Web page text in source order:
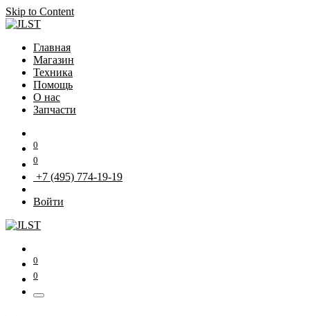
Skip to Content
Главная
Магазин
Техника
Помощь
О нас
Запчасти
0
0
+7 (495) 774-19-19
Войти
0
0